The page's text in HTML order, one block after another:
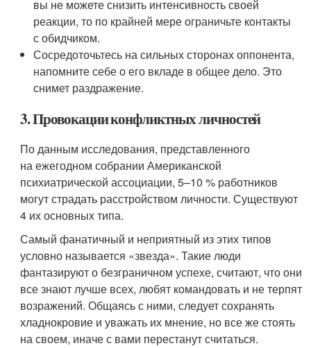
вы не можете снизить интенсивность своей
реакции, то по крайней мере ограничьте контакты
с обидчиком.
Сосредоточьтесь на сильных сторонах оппонента,
напомните себе о его вкладе в общее дело. Это
снимет раздражение.
3. Провокации конфликтных личностей
По данным исследования, представленного
на ежегодном собрании Американской
психиатрической ассоциации, 5–10 % работников
могут страдать расстройством личности. Существуют
4 их основных типа.
Самый фанатичный и неприятный из этих типов
условно называется «звезда». Такие люди
фантазируют о безграничном успехе, считают, что они
все знают лучше всех, любят командовать и не терпят
возражений. Общаясь с ними, следует сохранять
хладнокровие и уважать их мнение, но все же стоять
на своем, иначе с вами перестанут считаться.